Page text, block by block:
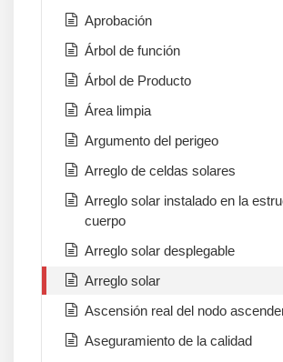
Aprobación
Árbol de función
Árbol de Producto
Área limpia
Argumento del perigeo
Arreglo de celdas solares
Arreglo solar instalado en la
cuerpo
Arreglo solar desplegable
Arreglo solar
Ascensión real del nodo
Aseguramiento de la calidad